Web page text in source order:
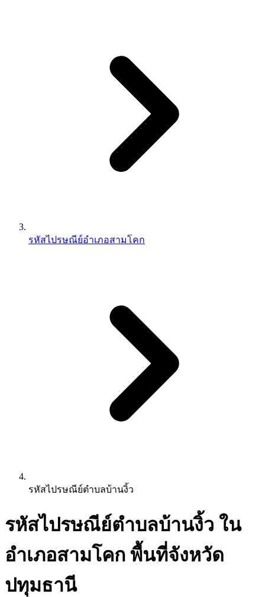
รหัสไปรษณีย์อำเภอสามโคก
รหัสไปรษณีย์ตำบลบ้านงิ้ว
รหัสไปรษณีย์ตำบลบ้านงิ้ว ใน
อำเภอสามโคก พื้นที่จังหวัด
ปทุมธานี